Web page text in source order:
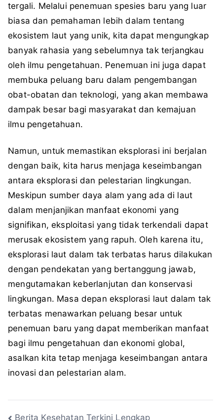
tergali. Melalui penemuan spesies baru yang luar
biasa dan pemahaman lebih dalam tentang
ekosistem laut yang unik, kita dapat mengungkap
banyak rahasia yang sebelumnya tak terjangkau
oleh ilmu pengetahuan. Penemuan ini juga dapat
membuka peluang baru dalam pengembangan
obat-obatan dan teknologi, yang akan membawa
dampak besar bagi masyarakat dan kemajuan
ilmu pengetahuan.
Namun, untuk memastikan eksplorasi ini berjalan
dengan baik, kita harus menjaga keseimbangan
antara eksplorasi dan pelestarian lingkungan.
Meskipun sumber daya alam yang ada di laut
dalam menjanjikan manfaat ekonomi yang
signifikan, eksploitasi yang tidak terkendali dapat
merusak ekosistem yang rapuh. Oleh karena itu,
eksplorasi laut dalam tak terbatas harus dilakukan
dengan pendekatan yang bertanggung jawab,
mengutamakan keberlanjutan dan konservasi
lingkungan. Masa depan eksplorasi laut dalam tak
terbatas menawarkan peluang besar untuk
penemuan baru yang dapat memberikan manfaat
bagi ilmu pengetahuan dan ekonomi global,
asalkan kita tetap menjaga keseimbangan antara
inovasi dan pelestarian alam.
Berita Kesehatan Terkini Lengkap